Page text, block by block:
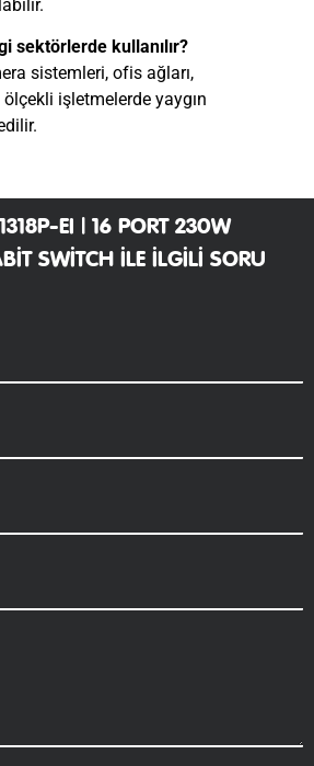
sektörlerde kullanılır?
sistemleri, ofis ağları,
işletmelerde yaygın
EI | 16 PORT 230W
SWITCH ILE ILGILI SORU